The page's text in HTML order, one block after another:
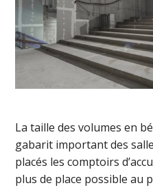
La taille des volumes en
gabarit important des
placés les comptoirs
plus de place possible au